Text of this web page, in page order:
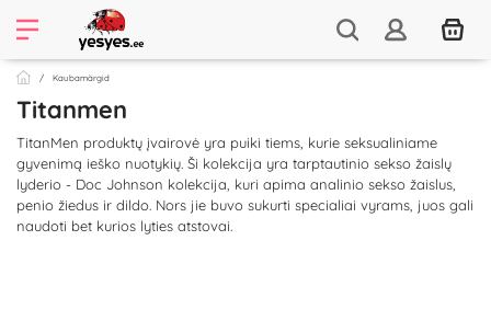
Kaubamärgid
Titanmen
TitanMen produktų įvairovė yra puiki tiems, kurie seksualiniame
gyvenimą ieško nuotykių. Ši kolekcija yra tarptautinio sekso žaislų
lyderio - Doc Johnson kolekcija, kuri apima analinio sekso žaislus,
penio žiedus ir dildo. Nors jie buvo sukurti specialiai vyrams, juos gali
naudoti bet kurios lyties atstovai.